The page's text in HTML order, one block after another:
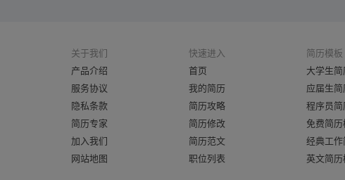
关于我们
产品介绍
服务协议
隐私条款
简历专家
加入我们
网站地图
快速进入
首页
我的简历
简历攻略
简历修改
简历范文
职位列表
简历模板
大学生
应届生
程序员简
免费简历
经典工作
英文简历